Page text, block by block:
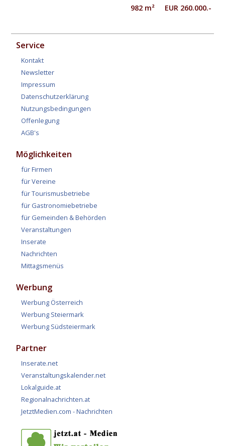
982 m² EUR 260.000.-
Service
Kontakt
Newsletter
Impressum
Datenschutzerklärung
Nutzungsbedingungen
Offenlegung
AGB's
Möglichkeiten
für Firmen
für Vereine
für Tourismusbetriebe
für Gastronomiebetriebe
für Gemeinden & Behörden
Veranstaltungen
Inserate
Nachrichten
Mittagsmenüs
Werbung
Werbung Österreich
Werbung Steiermark
Werbung Südsteiermark
Partner
Inserate.net
Veranstaltungskalender.net
Lokalguide.at
Regionalnachrichten.at
JetztMedien.com - Nachrichten